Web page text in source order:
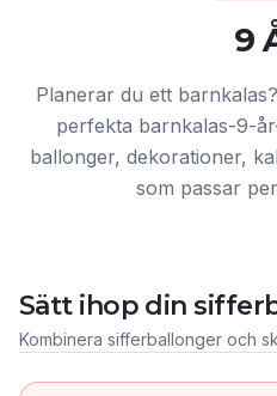
9
Planerar du ett
perfekta barnkalas-9-
ballonger, dekorationer,
som passar
Sätt ihop din
Kombinera sifferballonger och